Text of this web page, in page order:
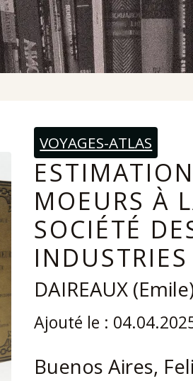
VOYAGES-ATLAS
MOEURS À
SOCIÉTÉ
DAIREAUX
Ajouté le :
Buenos Aires,